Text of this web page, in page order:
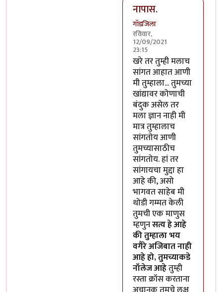
नापास.
गॉडजिला
रविवार,
12/09/2021
23:15
In reply toज्यांच्यासाठी
खरे तर तुम्ही मलाच
सांगत आहात आणी
मी तुम्हाला... तुमच्या
खांद्यावर कोणाची
बंदुक असेल तर
मला ज्ञान नाही मी
मात्र तुम्हालाच
सांगतोय आणी
तुमच्यासाठीच
सांगतोय. हां तर
सांगायचा मुद्दा हा
आहे की, असो
भागवत साहेब मी
थोडी गम्मत केली
तुमची एक माणुस
म्हणुनसत्य हे आहे
की तुम्हाला भय
वगैरे अजिबात नाही
आहे हो, तुमच्याकडे
नॉलेज आहेतुम्ही
रस्ता क्रॉस करताना